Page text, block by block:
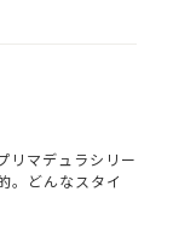
リマデュラシリー
。どんなスタイ